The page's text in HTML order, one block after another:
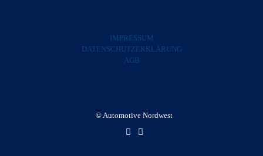
IMPRESSUM
DATENSCHUTZERKLÄRUNG
AGB
© Automotive Nordwest